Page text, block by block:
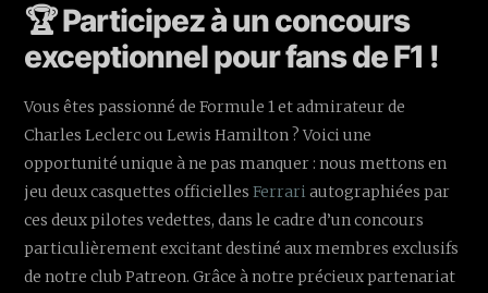
🏆 Participez à un concours
exceptionnel pour fans de F1 !
Vous êtes passionné de Formule 1 et admirateur de
Charles Leclerc ou Lewis Hamilton ? Voici une
opportunité unique à ne pas manquer : nous mettons en
jeu deux casquettes officiellesFerrari autographiées par
ces deux pilotes vedettes, dans le cadre d’un concours
particulièrement excitant destiné aux membres exclusifs
de notre club Patreon. Grâce à notre précieux partenariat